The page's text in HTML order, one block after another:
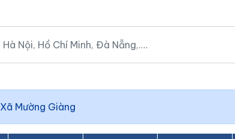
Xã Mường Giàng